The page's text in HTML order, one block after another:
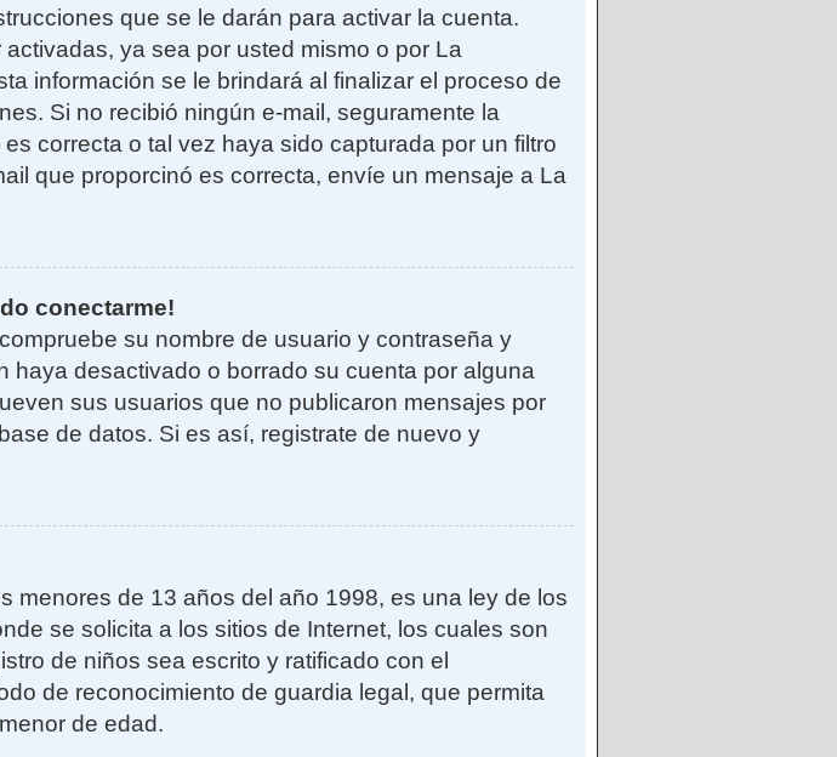
que se le darán para activar la cuenta.
ya sea por usted mismo o por La
información se le brindará al finalizar el proceso de
Si no recibió ningún e-mail, seguramente la
correcta o tal vez haya sido capturada por un filtro
que proporcinó es correcta, envíe un mensaje a La
conectarme!
su nombre de usuario y contraseña y
haya desactivado o borrado su cuenta por alguna
sus usuarios que no publicaron mensajes por
de datos. Si es así, registrate de nuevo y
menores de 13 años del año 1998, es una ley de los
se solicita a los sitios de Internet, los cuales son
de niños sea escrito y ratificado con el
de reconocimiento de guardia legal, que permita
de edad.